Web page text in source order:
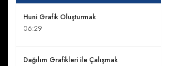
Huni Grafik Oluşturmak
06:29
Dağılım Grafikleri ile Çalışmak